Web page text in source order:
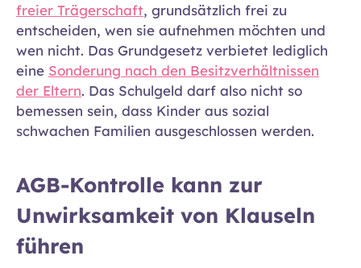
freier Trägerschaft, grundsätzlich frei zu
entscheiden, wen sie aufnehmen möchten und
wen nicht. Das Grundgesetz verbietet lediglich
eine Sonderung nach den Besitzverhältnissen
der Eltern. Das Schulgeld darf also nicht so
bemessen sein, dass Kinder aus sozial
schwachen Familien ausgeschlossen werden.
AGB-Kontrolle kann zur
Unwirksamkeit von Klauseln
führen